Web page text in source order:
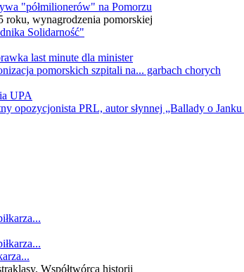
"półmilionerów" na Pomorzu
wynagrodzenia pomorskiej
Solidarność"
last minute dla minister
pomorskich szpitali na... garbach chorych
UPA
opozycjonista PRL, autor słynnej „Ballady o
Współtwórca historii